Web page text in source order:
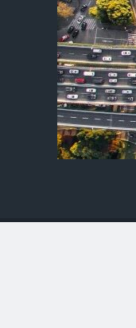
Menü
Suchen